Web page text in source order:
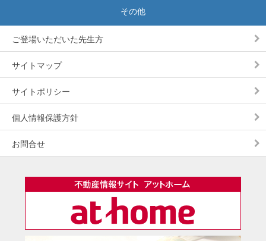
ご登場いただいた先生方
サイトマップ
サイトポリシー
個人情報保護方針
お問合せ